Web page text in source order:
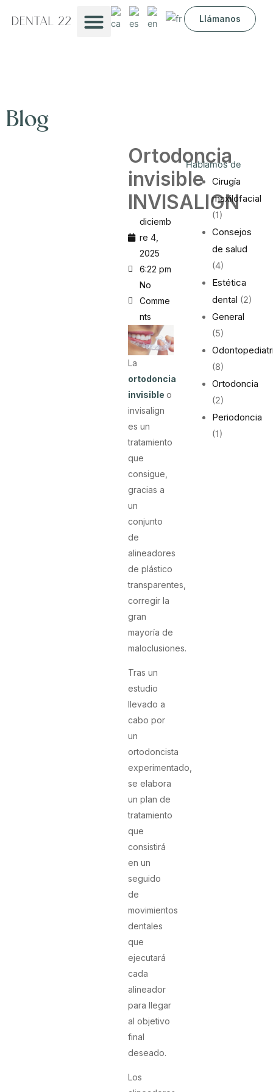
Llámanos
Blog
Ortodoncia
invisible
INVISALIGN
diciemb
re 4,
2025
6:22 pm
No
Comme
nts
La
ortodoncia
invisible o
invisalign
es un
tratamiento
que
consigue,
gracias a
un
conjunto
de
alineadores
de plástico
transparentes,
corregir la
gran
mayoría de
maloclusiones.
Tras un
estudio
llevado a
cabo por
un
ortodoncista
experimentado,
se elabora
un plan de
tratamiento
que
consistirá
en un
seguido
de
movimientos
dentales
que
ejecutará
cada
alineador
para llegar
al objetivo
final
deseado.
Los
Hablamos de
Cirugía
maxilofacial
(1)
Consejos
de salud
(4)
Estética
dental (2)
General
(5)
(8)
Ortodoncia
(2)
Periodoncia
(1)